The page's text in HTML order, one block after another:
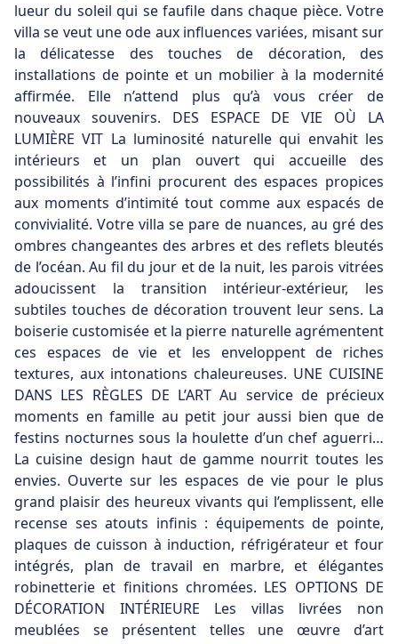
lueur du soleil qui se faufile dans chaque pièce. Votre
villa se veut une ode aux influences variées, misant sur
la délicatesse des touches de décoration, des
installations de pointe et un mobilier à la modernité
affirmée. Elle n’attend plus qu’à vous créer de
nouveaux souvenirs. DES ESPACE DE VIE OÙ LA
LUMIÈRE VIT La luminosité naturelle qui envahit les
intérieurs et un plan ouvert qui accueille des
possibilités à l’infini procurent des espaces propices
aux moments d’intimité tout comme aux espacés de
convivialité. Votre villa se pare de nuances, au gré des
ombres changeantes des arbres et des reflets bleutés
de l’océan. Au fil du jour et de la nuit, les parois vitrées
adoucissent la transition intérieur-extérieur, les
subtiles touches de décoration trouvent leur sens. La
boiserie customisée et la pierre naturelle agrémentent
ces espaces de vie et les enveloppent de riches
textures, aux intonations chaleureuses. UNE CUISINE
DANS LES RÈGLES DE L’ART Au service de précieux
moments en famille au petit jour aussi bien que de
festins nocturnes sous la houlette d’un chef aguerri…
La cuisine design haut de gamme nourrit toutes les
envies. Ouverte sur les espaces de vie pour le plus
grand plaisir des heureux vivants qui l’emplissent, elle
recense ses atouts infinis : équipements de pointe,
plaques de cuisson à induction, réfrigérateur et four
intégrés, plan de travail en marbre, et élégantes
robinetterie et finitions chromées. LES OPTIONS DE
DÉCORATION INTÉRIEURE Les villas livrées non
meublées se présentent telles une œuvre d’art